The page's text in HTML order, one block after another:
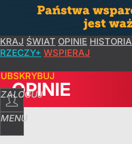
KRAJ ŚWIAT OPINIE HISTORIA
RZECZY+ WSPIERAJ
ZALOGUJ
MENU
OPINIE